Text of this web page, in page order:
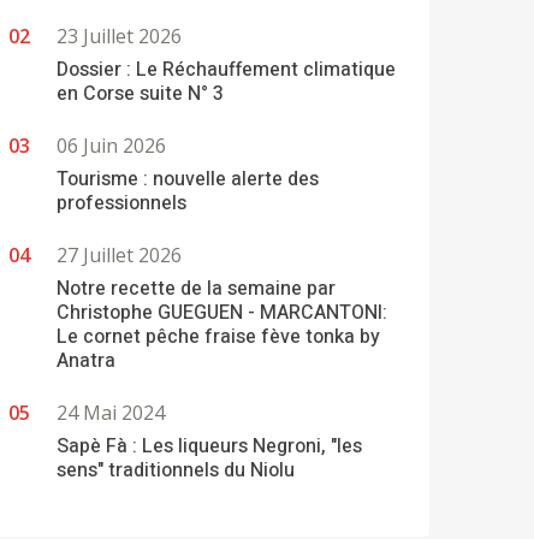
23 Juillet 2026
Dossier : Le Réchauffement climatique
en Corse suite N° 3
06 Juin 2026
Tourisme : nouvelle alerte des
professionnels
27 Juillet 2026
Notre recette de la semaine par
Christophe GUEGUEN - MARCANTONI:
Le cornet pêche fraise fève tonka by
Anatra
24 Mai 2024
Sapè Fà : Les liqueurs Negroni, "les
sens" traditionnels du Niolu